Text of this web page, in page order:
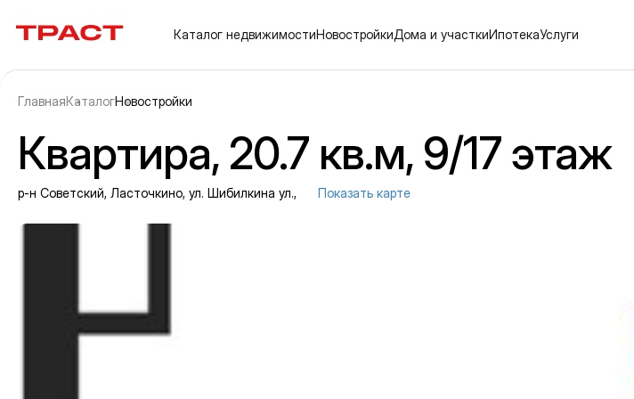
Траст | Служба недвижимости
Каталог недвижимостиНовостройкиДома и участкиИпотекаУслуги
ГлавнаяКаталогНовостройки
Квартира, 20.7 кв.м, 9/17 этаж
р-н Советский, Ласточкино, ул. Шибилкина ул., Показать карте